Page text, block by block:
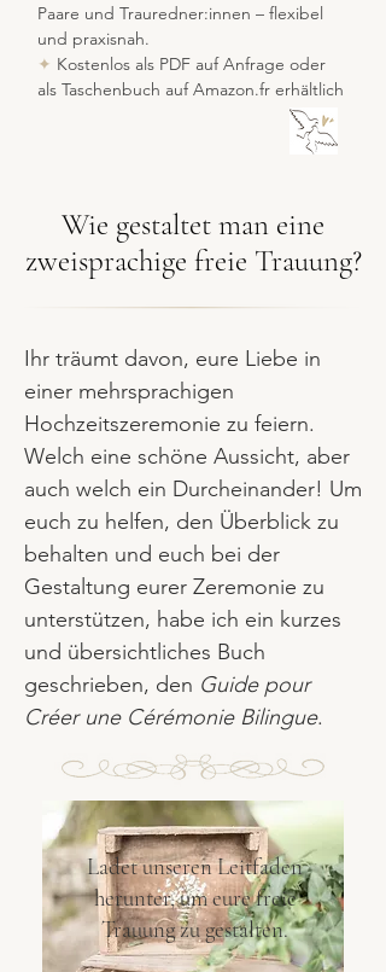
Paare und Trauredner:innen – flexibel
und praxisnah.
✦ Kostenlos als PDF auf Anfrage oder
als Taschenbuch auf Amazon.fr erhältlich
Wie gestaltet man eine
zweisprachige freie Trauung?
Ihr träumt davon, eure Liebe in
einer mehrsprachigen
Hochzeitszeremonie zu feiern.
Welch eine schöne Aussicht, aber
auch welch ein Durcheinander! Um
euch zu helfen, den Überblick zu
behalten und euch bei der
Gestaltung eurer Zeremonie zu
unterstützen, habe ich ein kurzes
und übersichtliches Buch
geschrieben, den Guide pour
Créer une Cérémonie Bilingue.
Ladet unseren Leitfaden
herunter, um eure freie
Trauung zu gestalten.